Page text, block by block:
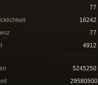
77
16242
77
4912
5245250
29580500